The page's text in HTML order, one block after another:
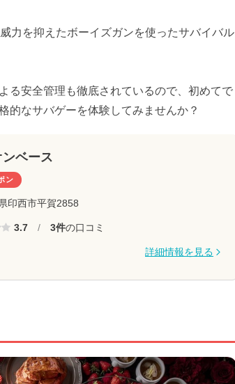
力を抑えたボーイズガンを使ったサバイバル
る安全管理も徹底されているので、初めてで
的なサバゲーを体験してみませんか？
ベース
ン
印西市平賀2858
3.7 / 3件の口コミ
詳細情報を見る